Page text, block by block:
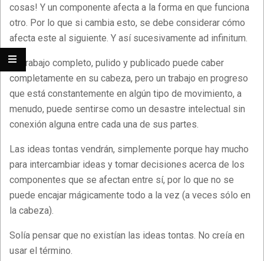
cosas! Y un componente afecta a la forma en que funciona
otro. Por lo que si cambia esto, se debe considerar cómo
afecta este al siguiente. Y así sucesivamente ad infinitum.
Un trabajo completo, pulido y publicado puede caber
completamente en su cabeza, pero un trabajo en progreso
que está constantemente en algún tipo de movimiento, a
menudo, puede sentirse como un desastre intelectual sin
conexión alguna entre cada una de sus partes.
Las ideas tontas vendrán, simplemente porque hay mucho
para intercambiar ideas y tomar decisiones acerca de los
componentes que se afectan entre sí, por lo que no se
puede encajar mágicamente todo a la vez (a veces sólo en
la cabeza).
Solía ​​pensar que no existían las ideas tontas. No creía en
usar el término.